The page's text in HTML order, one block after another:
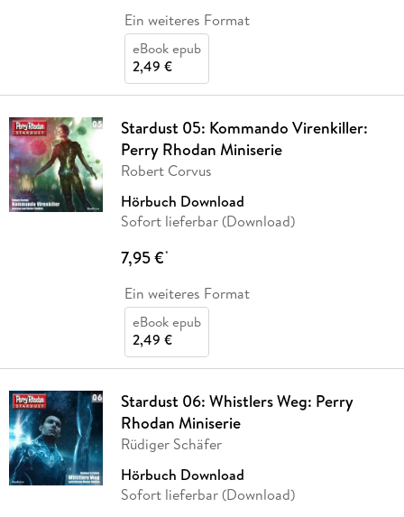
Ein weiteres Format
eBook epub
2,49 €
Stardust 05: Kommando Virenkiller:
Perry Rhodan Miniserie
Robert Corvus
Hörbuch Download
Sofort lieferbar (Download)
7,95 €*
Ein weiteres Format
eBook epub
2,49 €
Stardust 06: Whistlers Weg: Perry
Rhodan Miniserie
Rüdiger Schäfer
Hörbuch Download
Sofort lieferbar (Download)